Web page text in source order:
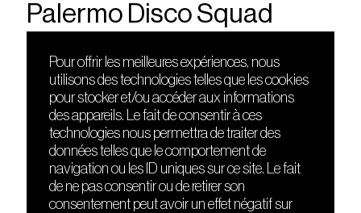
Palermo Disco Squad
DÉCOUVRIR
Le lieu
Contact
Presse
Cours de DJing
TMLAB
FRIENDS
Nuits sonores
HEAT
Hôtel71
La Gaîté Lyrique
Pour offrir les meilleures expériences, nous
utilisons des technologies telles que les cookies
pour stocker et/ou accéder aux informations
des appareils. Le fait de consentir à ces
technologies nous permettra de traiter des
données telles que le comportement de
navigation ou les ID uniques sur ce site. Le fait
de ne pas consentir ou de retirer son
consentement peut avoir un effet négatif sur